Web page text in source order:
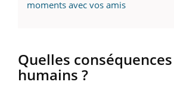
moments avec vos amis
Quelles
humains ?